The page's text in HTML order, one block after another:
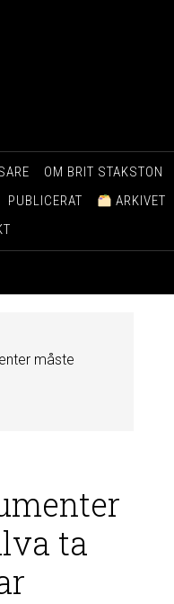
OM BRIT STAKSTON
PUBLICERAT
ARKIVET
måste
ta